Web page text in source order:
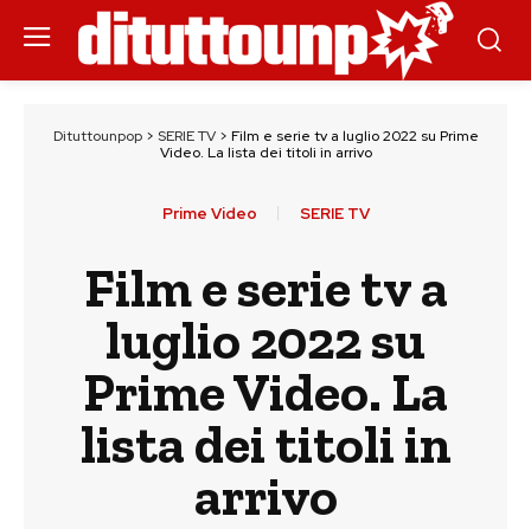
Dituttounpop> SERIE TV> Film e serie tv a luglio 2022 su Prime
Video. La lista dei titoli in arrivo
Prime Video SERIE TV
Film e serie tv a
luglio 2022 su
Prime Video. La
lista dei titoli in
arrivo